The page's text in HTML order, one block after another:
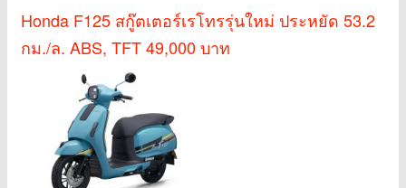
Honda F125 สกู๊ตเตอร์เรโทรรุ่นใหม่ ประหยัด 53.2
กม./ล. ABS, TFT 49,000 บาท